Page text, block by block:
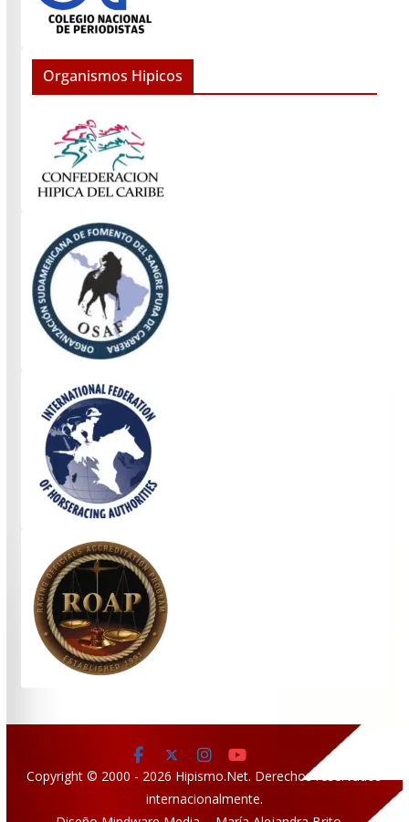
Organismos Hipicos
Copyright © 2000 - 2026 Hipismo.Net. Derechos reservados
internacionalmente.